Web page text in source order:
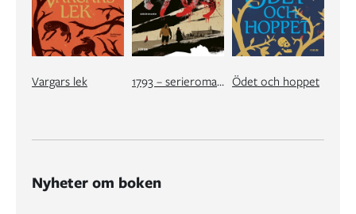
Vargars lek 1793 – serieromanen Ödet och hoppet
Nyheter om boken